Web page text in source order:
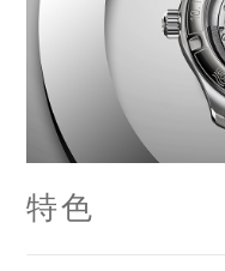
特色